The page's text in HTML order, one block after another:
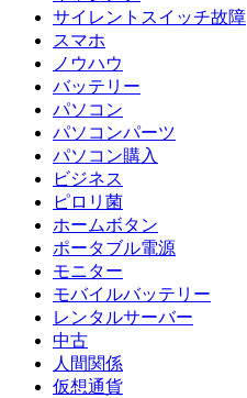
サイレントスイッチ故障
スマホ
ノウハウ
バッテリー
パソコン
パソコンパーツ
パソコン購入
ビジネス
ピロリ菌
ホームボタン
ポータブル電源
モニター
モバイルバッテリー
レンタルサーバー
中古
人間関係
仮想通貨